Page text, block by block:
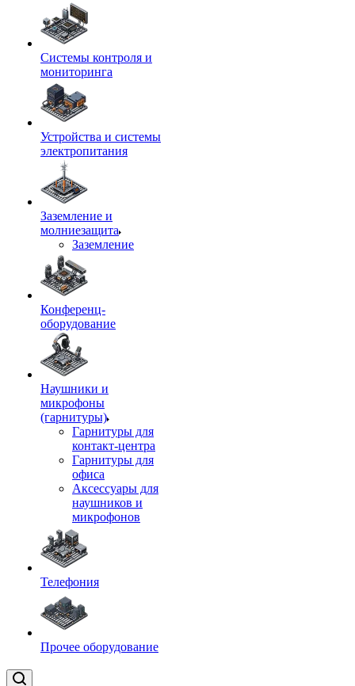
Системы контроля и
мониторинга
Устройства и системы
электропитания
Заземление и
молниезащита
Заземление
Конференц-
оборудование
Наушники и
микрофоны
(гарнитуры)
Гарнитуры для
контакт-центра
Гарнитуры для
офиса
Аксессуары для
наушников и
микрофонов
Телефония
Прочее оборудование